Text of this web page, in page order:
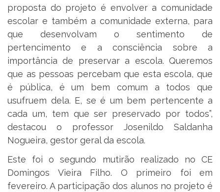
proposta do projeto é envolver a comunidade
escolar e também a comunidade externa, para
que desenvolvam o sentimento de
pertencimento e a consciência sobre a
importância de preservar a escola. Queremos
que as pessoas percebam que esta escola, que
é pública, é um bem comum a todos que
usufruem dela. E, se é um bem pertencente a
cada um, tem que ser preservado por todos”,
destacou o professor Josenildo Saldanha
Nogueira, gestor geral da escola.
Este foi o segundo mutirão realizado no CE
Domingos Vieira Filho. O primeiro foi em
fevereiro. A participação dos alunos no projeto é